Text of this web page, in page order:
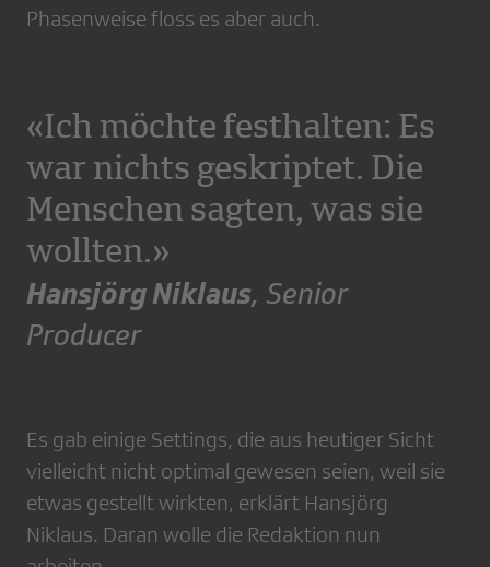
Phasenweise floss es aber auch.
«Ich möchte festhalten: Es
war nichts geskriptet. Die
Menschen sagten, was sie
wollten.»
Hansjörg Niklaus, Senior
Producer
Es gab einige Settings, die aus heutiger Sicht
vielleicht nicht optimal gewesen seien, weil sie
etwas gestellt wirkten, erklärt Hansjörg
Niklaus. Daran wolle die Redaktion nun